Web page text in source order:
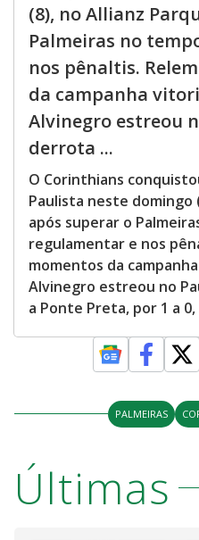
(8), no Allianz
Palmeiras no
nos pênaltis.
da campanha
Alvinegro estreou
derrota ...
O Corinthians
Paulista neste domingo
após superar o
regulamentar e nos
momentos da
Alvinegro estreou no
a Ponte Preta, por 1 a
PALMEIRAS
Últimas